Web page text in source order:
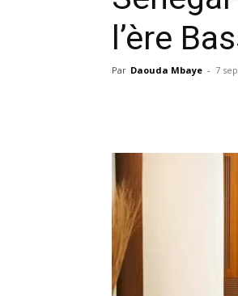
l’ère
Par Daouda Mbaye - 7